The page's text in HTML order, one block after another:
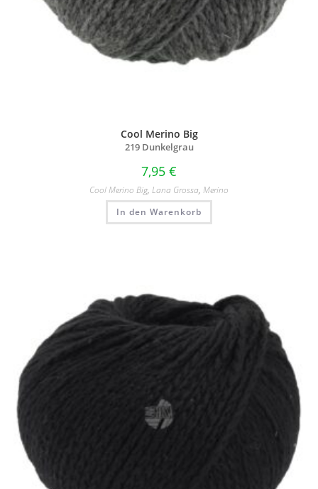
Cool Merino Big
219 Dunkelgrau
7,95 €
Cool Merino Big, Lana Grossa, Merino
In den Warenkorb